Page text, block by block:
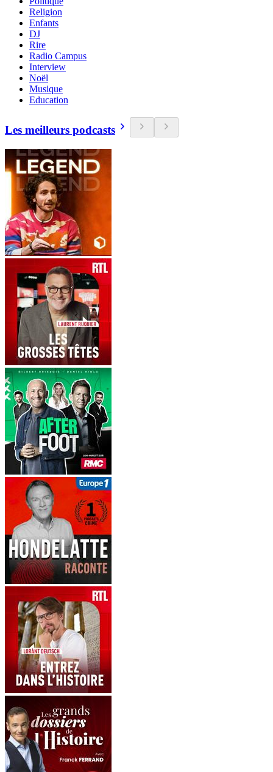
Religion
Enfants
DJ
Rire
Radio Campus
Interview
Noël
Musique
Education
Les meilleurs podcasts